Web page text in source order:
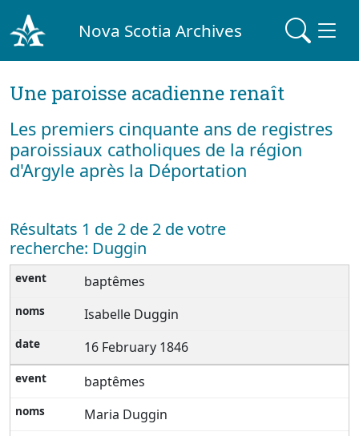
Nova Scotia Archives
Une paroisse acadienne renaît
Les premiers cinquante ans de registres
paroissiaux catholiques de la région
d'Argyle après la Déportation
Résultats 1 de 2 de 2 de votre
recherche: Duggin
baptêmes
Isabelle Duggin
16 February 1846
baptêmes
Maria Duggin